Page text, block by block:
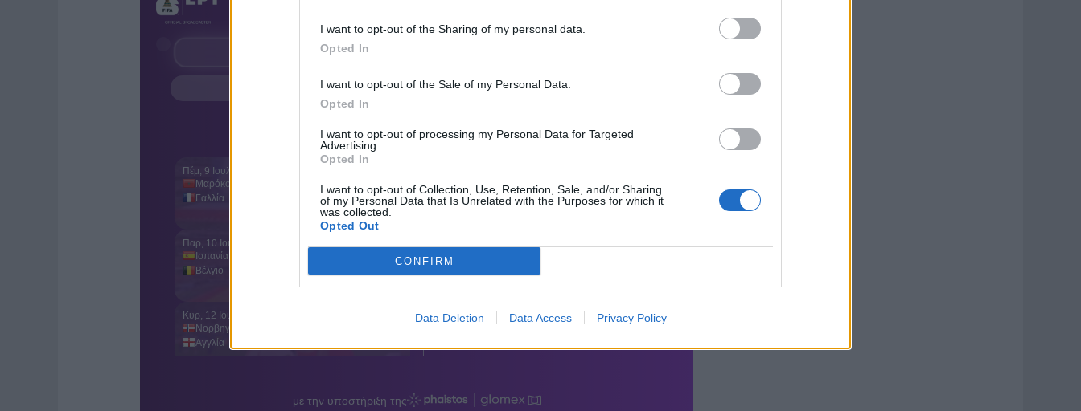
I want to opt-out of the Sharing of my personal data.
Opted In
I want to opt-out of the Sale of my Personal Data.
Opted In
I want to opt-out of processing my Personal Data for Targeted
Advertising.
Opted In
I want to opt-out of Collection, Use, Retention, Sale, and/or Sharing
of my Personal Data that Is Unrelated with the Purposes for which it
was collected.
Opted Out
CONFIRM
Data Deletion Data Access Privacy Policy